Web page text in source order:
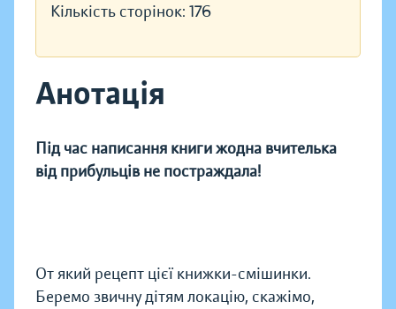
Кількість сторінок: 176
Анотація
Під час написання книги жодна вчителька
від прибульців не постраждала!
От який рецепт цієї книжки-смішинки.
Беремо звичну дітям локацію, скажімо,